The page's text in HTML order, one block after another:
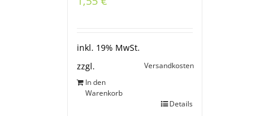
inkl. 19% MwSt.
zzgl.
Versandkosten
In den
Warenkorb
Details